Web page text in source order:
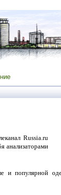
Russia.ru
анализаторами
и популярной